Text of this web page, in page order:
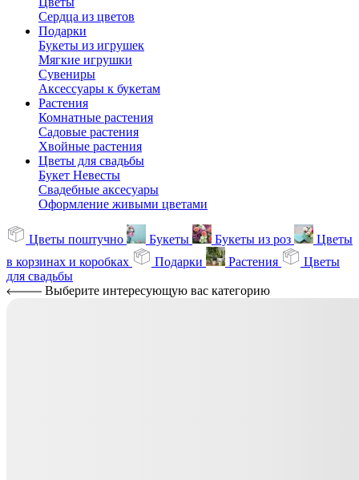
Сердца из цветов
Подарки
Букеты из игрушек
Мягкие игрушки
Сувениры
Аксессуары к букетам
Растения
Комнатные растения
Садовые растения
Хвойные растения
Цветы для свадьбы
Букет Невесты
Свадебные аксесуары
Оформление живыми цветами
Цветы поштучно Букеты Букеты из роз
Цветы
в корзинах и коробках
Подарки Растения
Цветы
для свадьбы
Выберите интересующую вас категорию